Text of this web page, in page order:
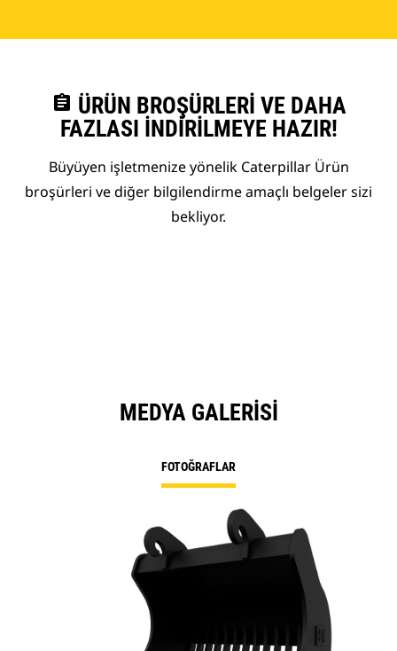
assignment ÜRÜN BROŞÜRLERI VE DAHA
FAZLASI İNDIRILMEYE HAZIR!
Büyüyen işletmenize yönelik Caterpillar Ürün
broşürleri ve diğer bilgilendirme amaçlı belgeler sizi
bekliyor.
MEDYA GALERISI
FOTOĞRAFLAR